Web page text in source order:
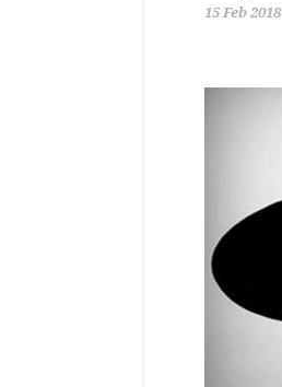
15 Feb 2018